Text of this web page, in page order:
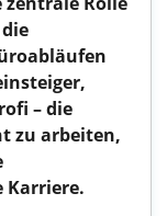
– die
zu arbeiten,
Karriere.